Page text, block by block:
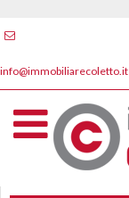
info@immobiliarecoletto.it